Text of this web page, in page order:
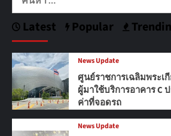
Latest Popular
News Update
ศูนย์ราชการเฉลิมพระเกี
ผู้มาใช้บริการอาคาร C
ค่าที่จอดรถ
News Update